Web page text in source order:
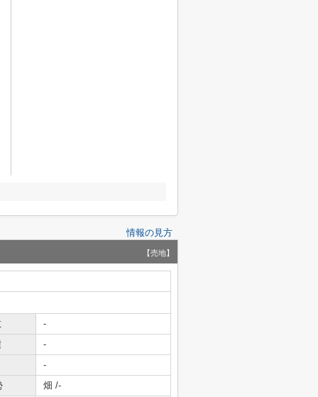
情報の見方
【売地】
-
-
-
畑 /-